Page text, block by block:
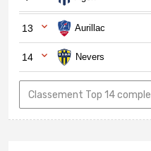
13 Aurillac
14 Nevers
Classement Top 14